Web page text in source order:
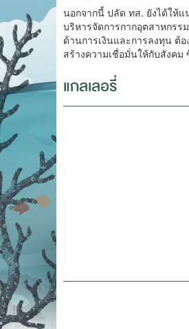
นอกจากนี้ ปลัด ทส. ยังได้ให้
บริหารจัดการกากอุตสาหกร
ด้านการเงินและการลงทุน ต้
สร้างความเชื่อมั่นให้กับสังคม
แกลเลอรี่